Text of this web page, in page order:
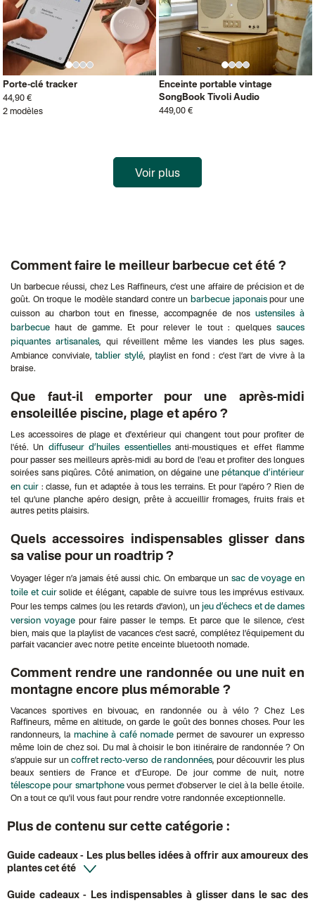
Porte-clé tracker
44,90 €
2 modèles
Enceinte portable vintage
SongBook Tivoli Audio
449,00 €
Voir plus
Comment faire le meilleur barbecue cet été ?
Un barbecue réussi, chez Les Raffineurs, c’est une affaire de précision et de
goût. On troque le modèle standard contre un barbecue japonaispour une
cuisson au charbon tout en finesse, accompagnée de nosustensiles à
barbecue haut de gamme. Et pour relever le tout : quelquessauces
piquantes artisanales, qui réveillent même les viandes les plus sages.
Ambiance conviviale,tablier stylé, playlist en fond : c’est l’art de vivre à la
braise.
Que faut-il emporter pour une après-midi
ensoleillée piscine, plage et apéro ?
Les accessoires de plage et d'extérieur qui changent tout pour profiter de
l'été. Un diffuseur d’huiles essentiellesanti-moustiques et effet flamme
pour passer ses meilleurs après-midi au bord de l'eau et profiter des longues
soirées sans piqûres. Côté animation, on dégaine unepétanque d’intérieur
en cuir: classe, fun et adaptée à tous les terrains. Et pour l’apéro ? Rien de
tel qu’une planche apéro design, prête à accueillir fromages, fruits frais et
autres petits plaisirs.
Quels accessoires indispensables glisser dans
sa valise pour un roadtrip ?
Voyager léger n’a jamais été aussi chic. On embarque un sac de voyage en
toile et cuirsolide et élégant, capable de suivre tous les imprévus estivaux.
Pour les temps calmes (ou les retards d’avion), unjeu d’échecs et de dames
version voyage pour faire passer le temps. Et parce que le silence, c’est
bien, mais que la playlist de vacances c’est sacré, complétez l’équipement du
parfait vacancier avec notre petite enceinte bluetooth nomade.
Comment rendre une randonnée ou une nuit en
montagne encore plus mémorable ?
Vacances sportives en bivouac, en randonnée ou à vélo ? Chez Les
Raffineurs, même en altitude, on garde le goût des bonnes choses. Pour les
randonneurs, la machine à café nomade permet de savourer un expresso
même loin de chez soi. Du mal à choisir le bon itinéraire de randonnée ? On
s’appuie sur un coffret recto-verso de randonnées, pour découvrir les plus
beaux sentiers de France et d’Europe. De jour comme de nuit, notre
télescope pour smartphonevous permet d'observer le ciel à la belle étoile.
On a tout ce qu'il vous faut pour rendre votre randonnée exceptionnelle.
Plus de contenu sur cette catégorie :
Guide cadeaux- Les plus belles idées à offrir aux amoureux des
plantes cet été
Guide cadeaux- Les indispensables à glisser dans le sac des